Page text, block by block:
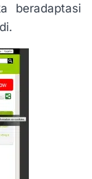
beradaptasi